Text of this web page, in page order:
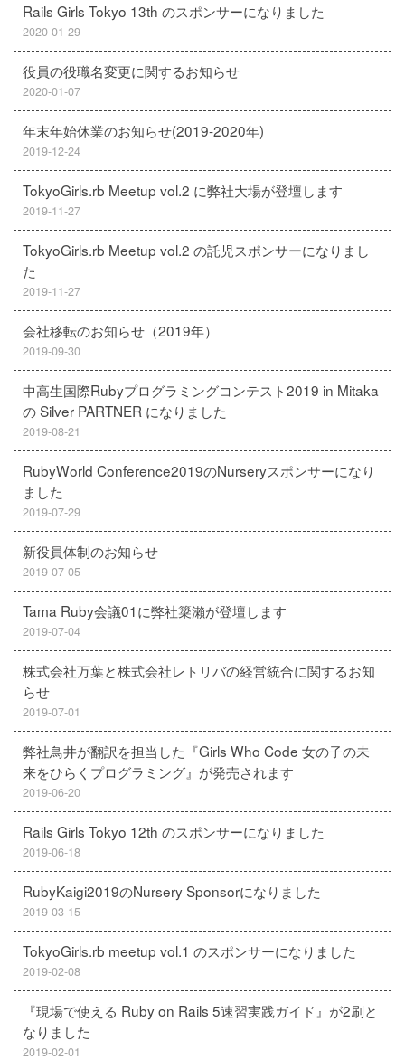
Rails Girls Tokyo 13th のスポンサーになりました
2020-01-29
役員の役職名変更に関するお知らせ
2020-01-07
年末年始休業のお知らせ(2019-2020年)
2019-12-24
TokyoGirls.rb Meetup vol.2 に弊社大場が登壇します
2019-11-27
TokyoGirls.rb Meetup vol.2 の託児スポンサーになりまし
た
2019-11-27
会社移転のお知らせ（2019年）
2019-09-30
中高生国際Rubyプログラミングコンテスト2019 in Mitaka
の Silver PARTNER になりました
2019-08-21
RubyWorld Conference2019のNurseryスポンサーになり
ました
2019-07-29
新役員体制のお知らせ
2019-07-05
Tama Ruby会議01に弊社簗瀨が登壇します
2019-07-04
株式会社万葉と株式会社レトリバの経営統合に関するお知
らせ
2019-07-01
弊社鳥井が翻訳を担当した『Girls Who Code 女の子の未
来をひらくプログラミング』が発売されます
2019-06-20
Rails Girls Tokyo 12th のスポンサーになりました
2019-06-18
RubyKaigi2019のNursery Sponsorになりました
2019-03-15
TokyoGirls.rb meetup vol.1 のスポンサーになりました
2019-02-08
『現場で使える Ruby on Rails 5速習実践ガイド』が2刷と
なりました
2019-02-01